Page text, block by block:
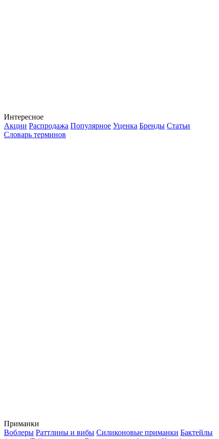
Интересное
Акции Распродажа Популярное Уценка Бренды Статьи
Словарь терминов
Приманки
Воблеры Раттлины и вибы Силиконовые приманки Бактейлы